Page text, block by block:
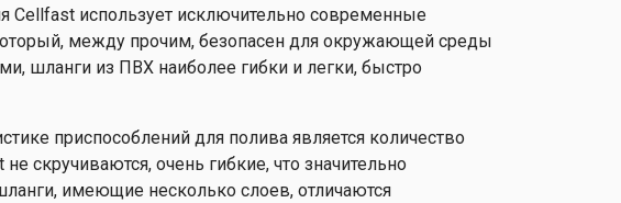
Cellfast использует исключительно современные
между прочим, безопасен для окружающей среды
шланги из ПВХ наиболее гибки и легки, быстро
приспособлений для полива является количество
скручиваются, очень гибкие, что значительно
имеющие несколько слоев, отличаются